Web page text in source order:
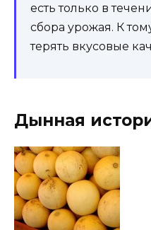
есть только в
сбора урожая. К
терять вкусовые
Дынная